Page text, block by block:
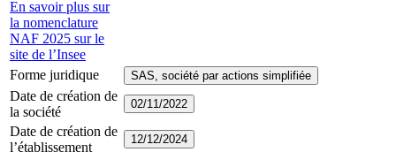
En savoir plus sur
la nomenclature
NAF 2025 sur le
site de l’Insee
Forme juridique SAS, société par actions simplifiée
Date de création de
la société
02/11/2022
Date de création de
l’établissement
12/12/2024